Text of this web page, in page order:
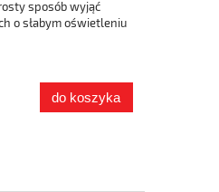
sposób wyjąć
o słabym oświetleniu
do koszyka